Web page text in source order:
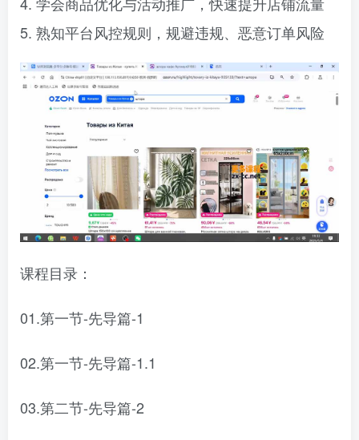
5. 熟知平台风控规则，规避违规、恶意订单风险
课程目录：
01.第一节-先导篇-1
02.第一节-先导篇-1.1
03.第二节-先导篇-2